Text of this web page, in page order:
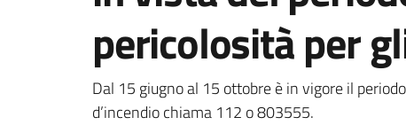
pericolosità per
Dettagli della notizia
Dal 15 giugno al 15 ottobre è in vigore il
d’incendio chiama 112 o 803555.